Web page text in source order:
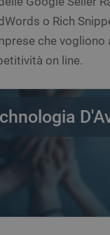
o Rich
che vogliono
on line.